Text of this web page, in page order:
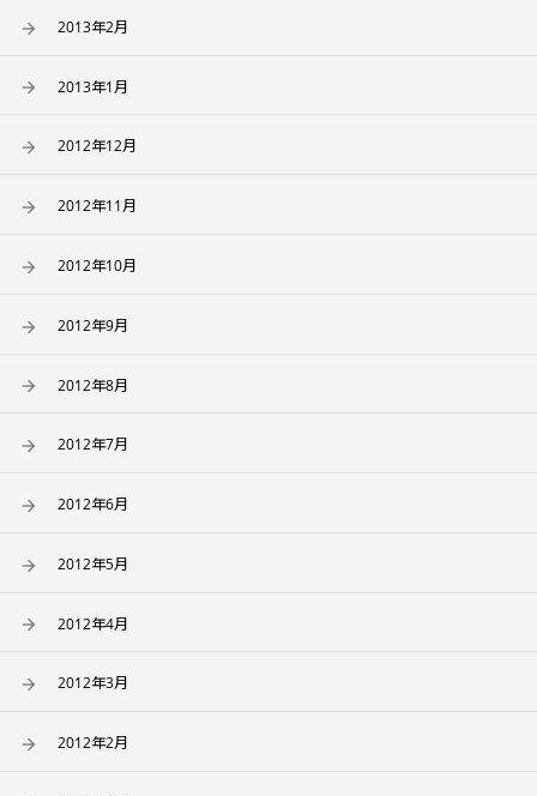
2013年2月
2013年1月
2012年12月
2012年11月
2012年10月
2012年9月
2012年8月
2012年7月
2012年6月
2012年5月
2012年4月
2012年3月
2012年2月